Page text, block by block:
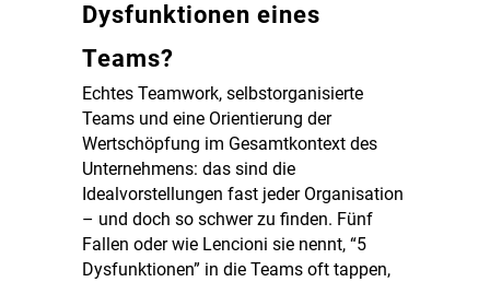
Dysfunktionen eines
Teams?
Echtes Teamwork, selbstorganisierte
Teams und eine Orientierung der
Wertschöpfung im Gesamtkontext des
Unternehmens: das sind die
Idealvorstellungen fast jeder Organisation
– und doch so schwer zu finden. Fünf
Fallen oder wie Lencioni sie nennt, “5
Dysfunktionen” in die Teams oft tappen,